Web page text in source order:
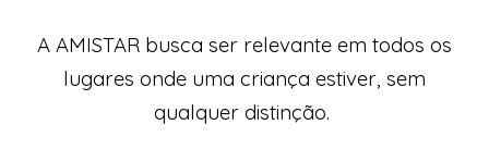
A AMISTAR busca ser relevante em todos os
lugares onde uma criança estiver, sem
qualquer distinção.